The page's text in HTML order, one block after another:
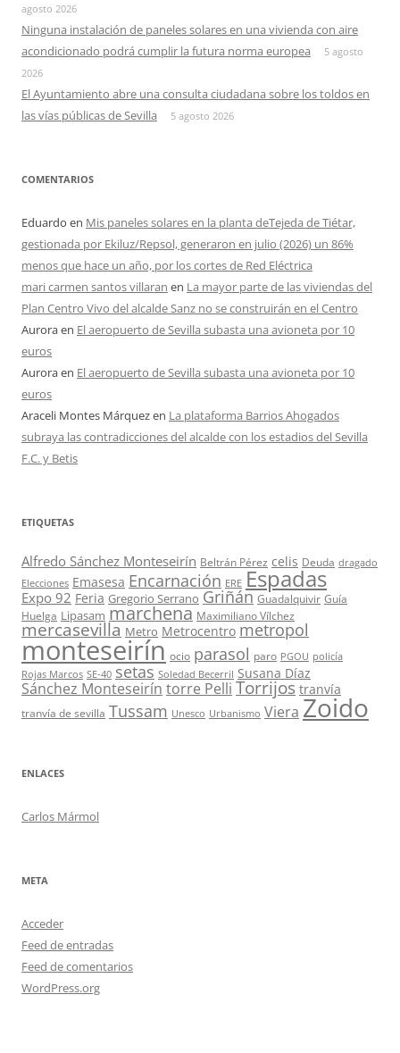
agosto 2026
Ninguna instalación de paneles solares en una vivienda con aire
acondicionado podrá cumplir la futura norma europea
5 agosto
2026
El Ayuntamiento abre una consulta ciudadana sobre los toldos en
las vías públicas de Sevilla
5 agosto 2026
COMENTARIOS
Eduardo en Mis paneles solares en la planta deTejeda de Tiétar,
gestionada por Ekiluz/Repsol, generaron en julio (2026) un 86%
menos que hace un año, por los cortes de Red Eléctrica
mari carmen santos villaran en La mayor parte de las viviendas del
Plan Centro Vivo del alcalde Sanz no se construirán en el Centro
Auroraen El aeropuerto de Sevilla subasta una avioneta por 10
euros
Auroraen El aeropuerto de Sevilla subasta una avioneta por 10
euros
Araceli Montes Márquezen La plataforma Barrios Ahogados
subraya las contradicciones del alcalde con los estadios del Sevilla
F.C. y Betis
ETIQUETAS
Alfredo Sánchez Monteseirín Beltrán Pérez celis Deuda dragado
Elecciones Emasesa Encarnación ERE Espadas
Expo 92 Feria Gregorio Serrano Griñán Guadalquivir Guía
Huelga Lipasam marchena Maximiliano Vílchez
mercasevilla Metro Metrocentro metropol
monteseirín ocio parasol paro PGOU policía
Rojas Marcos SE-40 setas Soledad Becerril Susana Díaz
Sánchez Monteseirín torre Pelli Torrijos tranvía
tranvía de sevilla Tussam Unesco Urbanismo Viera Zoido
ENLACES
Carlos Mármol
META
Acceder
Feed de entradas
Feed de comentarios
WordPress.org